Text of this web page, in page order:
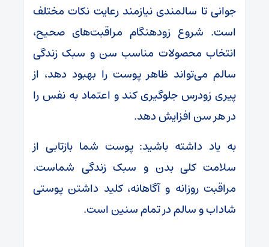
جوانی تا سالمندی نیازمند رعایت نکات مختلف
است. شروع زودهنگام مراقبت‌های صحیح،
انتخاب محصولات مناسب سن و سبک زندگی
سالم می‌تواند ظاهر پوست را بهبود دهد، از
پیری زودرس جلوگیری کند و اعتماد به نفس را
در هر سن افزایش دهد.
به یاد داشته باشید: پوست شما بازتابی از
سلامت کلی بدن و سبک زندگی شماست.
مراقبت روزانه و آگاهانه، کلید داشتن پوستی
شاداب و سالم در تمام سنین است.